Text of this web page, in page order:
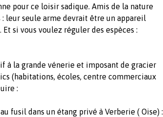
pour ce loisir sadique. Amis de la nature
leur seule arme devrait être un appareil
si vous voulez réguler des espèces :
à la grande vénerie et imposant de gracier
(habitations, écoles, centre commerciaux
:
fusil dans un étang privé à Verberie ( Oise) :